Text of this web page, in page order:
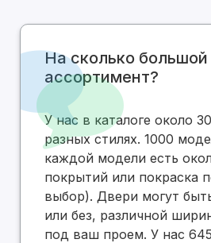
На сколько большой
ассортимент?
У нас в каталоге около
разных стилях. 1000
каждой модели есть
покрытий или покраска
выбор). Двери могут
или без, различной
под ваш проем. У нас